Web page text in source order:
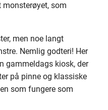
monsterøyet, som
men noe langt
Nemlig godteri! Her
gammeldags kiosk, der
på pinne og klassiske
som fungere som